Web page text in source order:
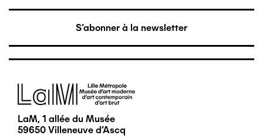
S'abonner à la newsletter
Image
LaM, 1 allée du Musée
59650 Villeneuve d'Ascq